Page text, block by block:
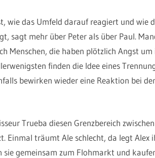
wie das Umfeld darauf reagiert und wie
sagt mehr über Peter als über Paul.
Menschen, die haben plötzlich Angst
finden die Idee eines
bewirken wieder eine Reaktion bei
Trueba diesen Grenzbereich
Einmal träumt Ale schlecht, da legt Alex
sie gemeinsam zum Flohmarkt und